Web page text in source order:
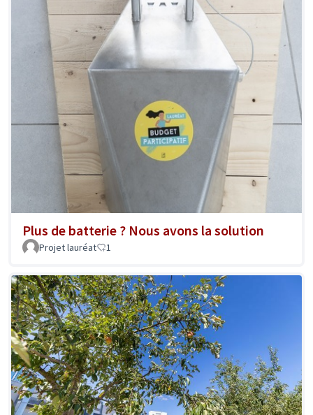
Plus de batterie ? Nous avons la solution
Projet lauréat 1